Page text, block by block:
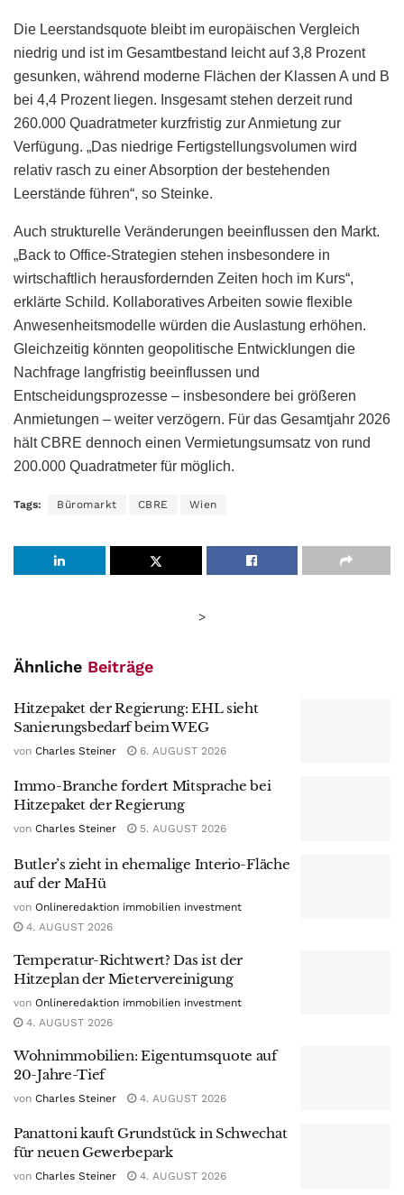
Die Leerstandsquote bleibt im europäischen Vergleich
niedrig und ist im Gesamtbestand leicht auf 3,8 Prozent
gesunken, während moderne Flächen der Klassen A und B
bei 4,4 Prozent liegen. Insgesamt stehen derzeit rund
260.000 Quadratmeter kurzfristig zur Anmietung zur
Verfügung. „Das niedrige Fertigstellungsvolumen wird
relativ rasch zu einer Absorption der bestehenden
Leerstände führen“, so Steinke.
Auch strukturelle Veränderungen beeinflussen den Markt.
„Back to Office-Strategien stehen insbesondere in
wirtschaftlich herausfordernden Zeiten hoch im Kurs“,
erklärte Schild. Kollaboratives Arbeiten sowie flexible
Anwesenheitsmodelle würden die Auslastung erhöhen.
Gleichzeitig könnten geopolitische Entwicklungen die
Nachfrage langfristig beeinflussen und
Entscheidungsprozesse – insbesondere bei größeren
Anmietungen – weiter verzögern. Für das Gesamtjahr 2026
hält CBRE dennoch einen Vermietungsumsatz von rund
200.000 Quadratmeter für möglich.
Tags: Büromarkt CBRE Wien
>
Ähnliche Beiträge
Hitzepaket der Regierung: EHL sieht
Sanierungsbedarf beim WEG
von Charles Steiner 6. AUGUST 2026
Immo-Branche fordert Mitsprache bei
Hitzepaket der Regierung
von Charles Steiner 5. AUGUST 2026
Butler’s zieht in ehemalige Interio-Fläche
auf der MaHü
von Onlineredaktion immobilien investment
4. AUGUST 2026
Temperatur-Richtwert? Das ist der
Hitzeplan der Mietervereinigung
von Onlineredaktion immobilien investment
4. AUGUST 2026
Wohnimmobilien: Eigentumsquote auf
20-Jahre-Tief
von Charles Steiner 4. AUGUST 2026
Panattoni kauft Grundstück in Schwechat
für neuen Gewerbepark
von Charles Steiner 4. AUGUST 2026